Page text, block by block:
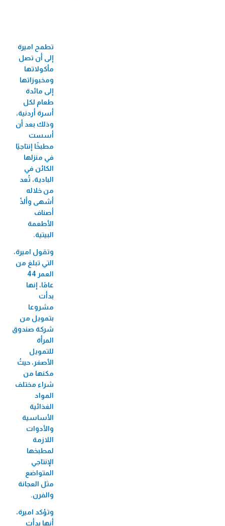
3,424 مستفيد/
270,930 مستفيد/ة من التأمين
تطمح اميرة
إلى أن تصل
مأكولاتها
ومخبوزاتها
إلى مائدة
طعام لكل
أسرة أردنية،
وذلك بعد أن
أسست
مطبخًا إنتاجيًا
في منزلها
الكائن في
البادية، تُعد
من خلاله
أشهى وألذّ
أصناف
الأطعمة
البيتية.
وتقول اميرة،
التي تبلغ من
العمر 44
عامًا، إنها
بدأت
مشروعا
بتمويل من
شركة صندوق
المرأة
للتمويل
الأصغر، حيثُ
مكنها من
شراء مختلف
المواد
الغذائية
الأساسية
والأدوات
اللازمة
لمطبخها
الإنتاجي
المتواضع
مثل العجانة
والفرن.
وتؤكد اميرة،
أنها بدأت